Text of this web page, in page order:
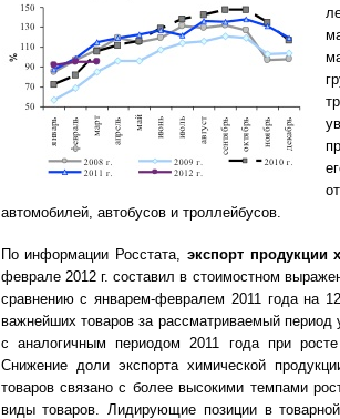
автомобилей, автобусов и троллейбусов.
По информации Росстата, экспорт продукции
феврале 2012 г. составил в стоимостном
сравнению с январем-февралем 2011 года на
важнейших товаров за рассматриваемый
с аналогичным периодом 2011 года при
Снижение доли экспорта химической
товаров связано с более высокими темпами
виды товаров. Лидирующие позиции в товарной